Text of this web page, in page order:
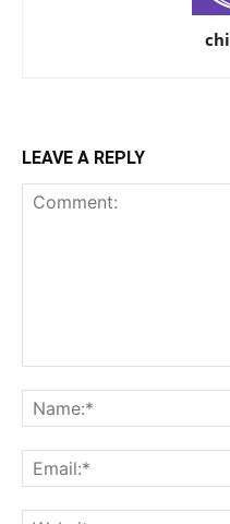
LEAVE A REPLY